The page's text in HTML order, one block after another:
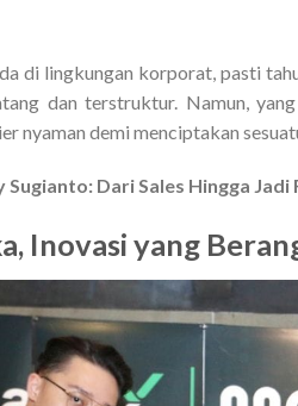
di lingkungan korporat, pasti
dan terstruktur. Namun,
nyaman demi menciptakan
Sugianto: Dari Sales Hingga
Inovasi yang